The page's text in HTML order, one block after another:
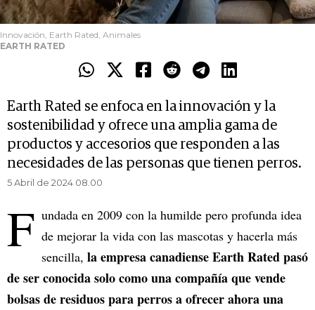
Innovación, Earth Rated, Animales
EARTH RATED
Earth Rated se enfoca en la innovación y la
sostenibilidad y ofrece una amplia gama de
productos y accesorios que responden a las
necesidades de las personas que tienen perros.
5 Abril de 2024 08.00
F undada en 2009 con la humilde pero profunda idea
de mejorar la vida con las mascotas y hacerla más
sencilla, la empresa canadiense Earth Rated pasó
de ser conocida solo como una compañía que vende
bolsas de residuos para perros a ofrecer ahora una